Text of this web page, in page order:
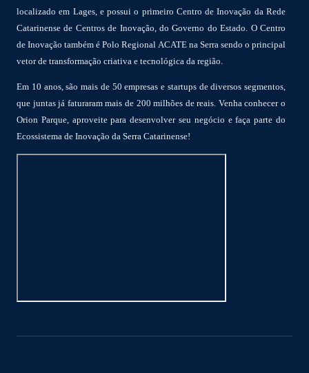
localizado em Lages, e possui o primeiro Centro de Inovação da Rede
Catarinense de Centros de Inovação, do Governo do Estado. O Centro
de Inovação também é Polo Regional ACATE na Serra sendo o principal
vetor de transformação criativa e tecnológica da região.
Em 10 anos, são mais de 50 empresas e startups de diversos segmentos,
que juntas já faturaram mais de 200 milhões de reais. Venha conhecer o
Orion Parque, aproveite para desenvolver seu negócio e faça parte do
Ecossistema de Inovação da Serra Catarinense!